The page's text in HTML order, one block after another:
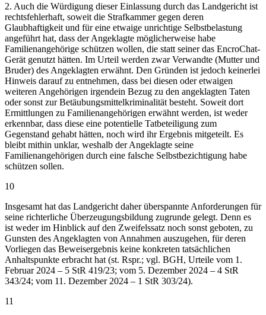
2. Auch die Würdigung dieser Einlassung durch das Landgericht ist
rechtsfehlerhaft, soweit die Strafkammer gegen deren
Glaubhaftigkeit und für eine etwaige unrichtige Selbstbelastung
angeführt hat, dass der Angeklagte möglicherweise habe
Familienangehörige schützen wollen, die statt seiner das EncroChat-
Gerät genutzt hätten. Im Urteil werden zwar Verwandte (Mutter und
Bruder) des Angeklagten erwähnt. Den Gründen ist jedoch keinerlei
Hinweis darauf zu entnehmen, dass bei diesen oder etwaigen
weiteren Angehörigen irgendein Bezug zu den angeklagten Taten
oder sonst zur Betäubungsmittelkriminalität besteht. Soweit dort
Ermittlungen zu Familienangehörigen erwähnt werden, ist weder
erkennbar, dass diese eine potentielle Tatbeteiligung zum
Gegenstand gehabt hätten, noch wird ihr Ergebnis mitgeteilt. Es
bleibt mithin unklar, weshalb der Angeklagte seine
Familienangehörigen durch eine falsche Selbstbezichtigung habe
schützen sollen.
10
Insgesamt hat das Landgericht daher überspannte Anforderungen für
seine richterliche Überzeugungsbildung zugrunde gelegt. Denn es
ist weder im Hinblick auf den Zweifelssatz noch sonst geboten, zu
Gunsten des Angeklagten von Annahmen auszugehen, für deren
Vorliegen das Beweisergebnis keine konkreten tatsächlichen
Anhaltspunkte erbracht hat (st. Rspr.; vgl. BGH, Urteile vom 1.
Februar 2024 – 5 StR 419/23; vom 5. Dezember 2024 – 4 StR
343/24; vom 11. Dezember 2024 – 1 StR 303/24).
11